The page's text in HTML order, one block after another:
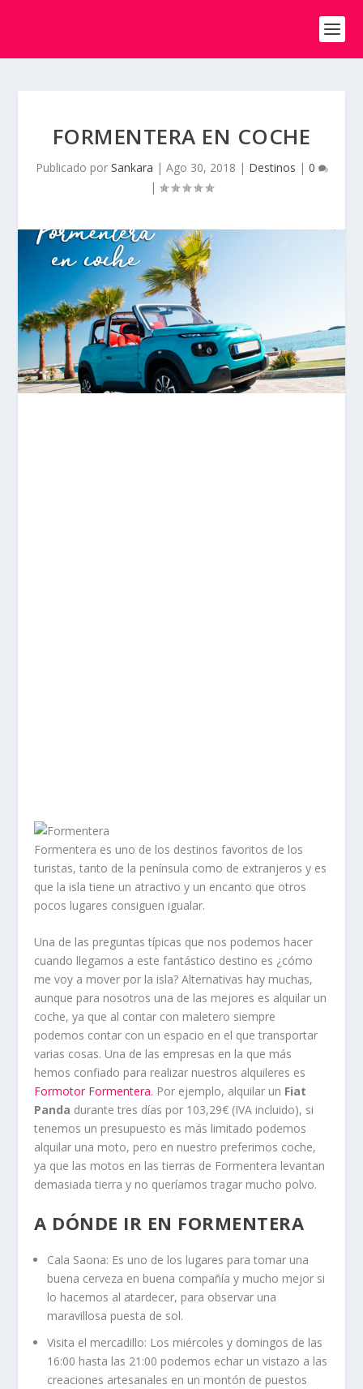
FORMENTERA EN COCHE
Publicado por Sankara | Ago 30, 2018 | Destinos | 0
|
Formentera es uno de los destinos favoritos de los
turistas, tanto de la península como de extranjeros y es
que la isla tiene un atractivo y un encanto que otros
pocos lugares consiguen igualar.
Una de las preguntas típicas que nos podemos hacer
cuando llegamos a este fantástico destino es ¿cómo
me voy a mover por la isla? Alternativas hay muchas,
aunque para nosotros una de las mejores es alquilar un
coche, ya que al contar con maletero siempre
podemos contar con un espacio en el que transportar
varias cosas. Una de las empresas en la que más
hemos confiado para realizar nuestros alquileres es
Formotor Formentera. Por ejemplo, alquilar un Fiat
Panda durante tres días por 103,29€ (IVA incluido), si
tenemos un presupuesto es más limitado podemos
alquilar una moto, pero en nuestro preferimos coche,
ya que las motos en las tierras de Formentera levantan
demasiada tierra y no queríamos tragar mucho polvo.
A DÓNDE IR EN FORMENTERA
Cala Saona: Es uno de los lugares para tomar una
buena cerveza en buena compañía y mucho mejor si
lo hacemos al atardecer, para observar una
maravillosa puesta de sol.
Visita el mercadillo: Los miércoles y domingos de las
16:00 hasta las 21:00 podemos echar un vistazo a las
creaciones artesanales en un montón de puestos